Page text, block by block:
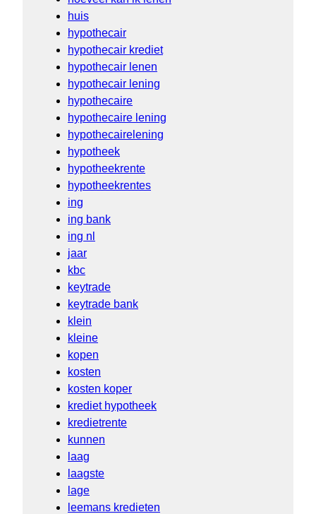
huis
hypothecair
hypothecair krediet
hypothecair lenen
hypothecair lening
hypothecaire
hypothecaire lening
hypothecairelening
hypotheek
hypotheekrente
hypotheekrentes
ing
ing bank
ing nl
jaar
kbc
keytrade
keytrade bank
klein
kleine
kopen
kosten
kosten koper
krediet hypotheek
kredietrente
kunnen
laag
laagste
lage
leemans kredieten